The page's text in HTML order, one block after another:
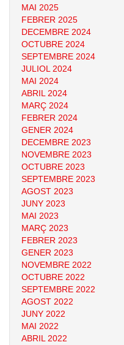
MAI 2025
FEBRER 2025
DECEMBRE 2024
OCTUBRE 2024
SEPTEMBRE 2024
JULIOL 2024
MAI 2024
ABRIL 2024
MARÇ 2024
FEBRER 2024
GENER 2024
DECEMBRE 2023
NOVEMBRE 2023
OCTUBRE 2023
SEPTEMBRE 2023
AGOST 2023
JUNY 2023
MAI 2023
MARÇ 2023
FEBRER 2023
GENER 2023
NOVEMBRE 2022
OCTUBRE 2022
SEPTEMBRE 2022
AGOST 2022
JUNY 2022
MAI 2022
ABRIL 2022